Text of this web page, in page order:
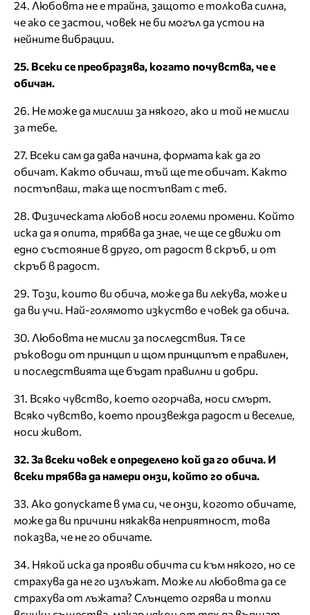
24. Любовта не е трайна, защото е толкова силна,
че ако се застои, човек не би могъл да устои на
нейните вибрации.
25. Всеки се преобразява, когато почувства, че е
обичан.
26. Не може да мислиш за някого, ако и той не мисли
за тебе.
27. Всеки сам да дава начина, формата как да го
обичат. Както обичаш, тъй ще те обичат. Както
постъпваш, така ще постъпват с теб.
28. Физическата любов носи големи промени. Който
иска да я опита, трябва да знае, че ще се движи от
едно състояние в друго, от радост в скръб, и от
скръб в радост.
29. Този, които ви обича, може да ви лекува, може и
да ви учи. Най-голямото изкуство е човек да обича.
30. Любовта не мисли за последствия. Тя се
ръководи от принцип и щом принципът е правилен,
и последствията ще бъдат правилни и добри.
31. Всяко чувство, което огорчава, носи смърт.
Всяко чувство, което произвежда радост и веселие,
носи живот.
32. За всеки човек е определено кой да го обича. И
всеки трябва да намери онзи, който го обича.
33. Ако допускате в ума си, че онзи, когото обичате,
може да ви причини някаква неприятност, това
показва, че не го обичате.
34. Някой иска да прояви обичта си към някого, но се
страхува да не го излъжат. Може ли любовта да се
страхува от лъжата? Слънцето огрява и топли